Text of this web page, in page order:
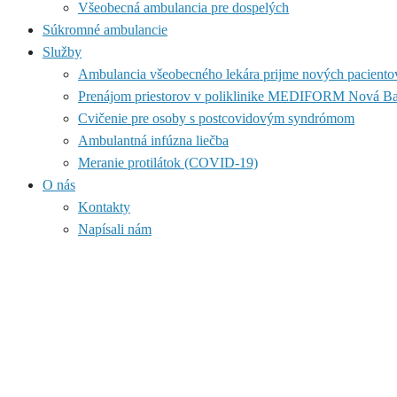
Všeobecná ambulancia pre dospelých
Súkromné ambulancie
Služby
Ambulancia všeobecného lekára prijme nových
Prenájom priestorov v poliklinike MEDIFORM Nová
Cvičenie pre osoby s postcovidovým syndrómom
Ambulantná infúzna liečba
Meranie protilátok (COVID-19)
O nás
Kontakty
Napísali nám